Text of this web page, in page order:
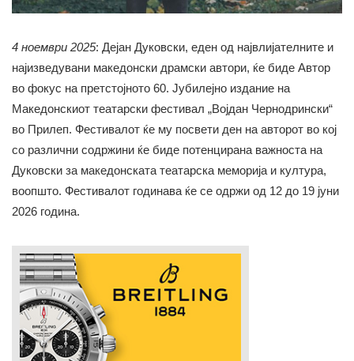
4 ноември 2025: Дејан Дуковски, еден од највлијателните и
најизведувани македонски драмски автори, ќе биде Автор
во фокус на претстојното 60. Јубилејно издание на
Македонскиот театарски фестивал „Војдан Чернодрински“
во Прилеп. Фестивалот ќе му посвети ден на авторот во кој
со различни содржини ќе биде потенцирана важноста на
Дуковски за македонската театарска меморија и култура,
воопшто. Фестивалот годинава ќе се одржи од 12 до 19 јуни
2026 година.